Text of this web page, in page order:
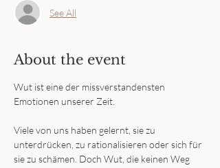
See All
About the event
Wut ist eine der missverstandensten
Emotionen unserer Zeit.
Viele von uns haben gelernt, sie zu
unterdrücken, zu rationalisieren oder sich für
sie zu schämen. Doch Wut, die keinen Weg